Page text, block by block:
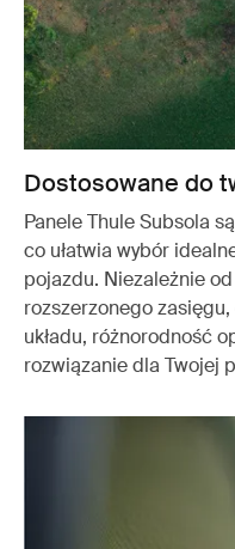
Dostosowane do
Panele Thule Subsola
co ułatwia wybór
pojazdu. Niezależnie
rozszerzonego
układu, różnorodność
rozwiązanie dla Twojej